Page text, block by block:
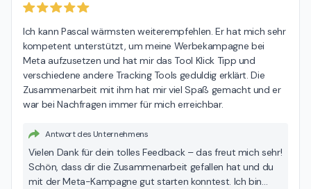
Ich kann Pascal wärmsten weiterempfehlen. Er hat mich sehr
kompetent unterstützt, um meine Werbekampagne bei
Meta aufzusetzen und hat mir das Tool Klick Tipp und
verschiedene andere Tracking Tools geduldig erklärt. Die
Zusammenarbeit mit ihm hat mir viel Spaß gemacht und er
war bei Nachfragen immer für mich erreichbar.
Antwort des Unternehmens
Vielen Dank für dein tolles Feedback – das freut mich sehr!
Schön, dass dir die Zusammenarbeit gefallen hat und du
mit der Meta-Kampagne gut starten konntest. Ich bin